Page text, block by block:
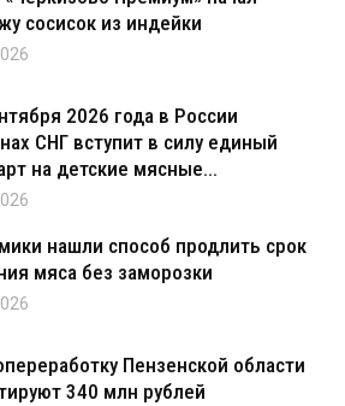
сосисок из индейки
2026 года в России
СНГ вступит в силу единый
на детские мясные...
нашли способ продлить срок
мяса без заморозки
Пензенской области
340 млн рублей